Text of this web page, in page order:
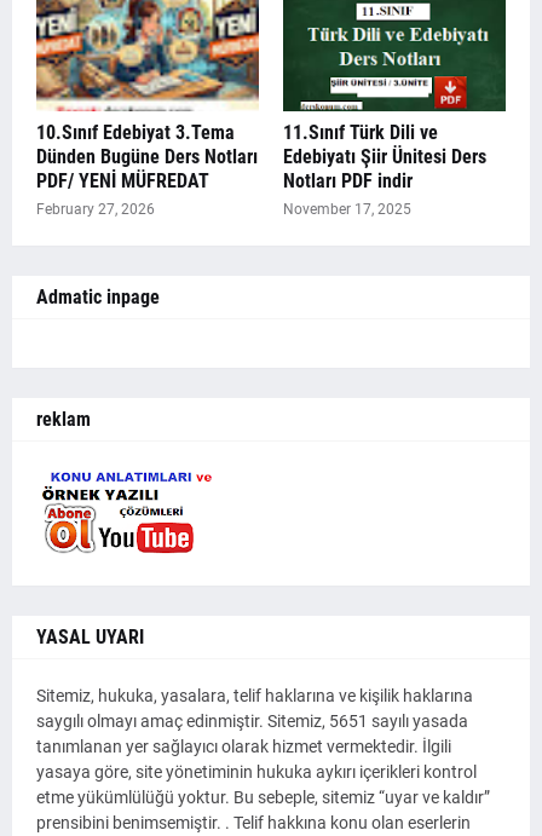
10.Sınıf Edebiyat 3.Tema
Dünden Bugüne Ders Notları
PDF/ YENİ MÜFREDAT
February 27, 2026
11.Sınıf Türk Dili ve
Edebiyatı Şiir Ünitesi Ders
Notları PDF indir
November 17, 2025
Admatic inpage
reklam
YASAL UYARI
Sitemiz, hukuka, yasalara, telif haklarına ve kişilik haklarına
saygılı olmayı amaç edinmiştir. Sitemiz, 5651 sayılı yasada
tanımlanan yer sağlayıcı olarak hizmet vermektedir. İlgili
yasaya göre, site yönetiminin hukuka aykırı içerikleri kontrol
etme yükümlülüğü yoktur. Bu sebeple, sitemiz “uyar ve kaldır”
prensibini benimsemiştir. . Telif hakkına konu olan eserlerin